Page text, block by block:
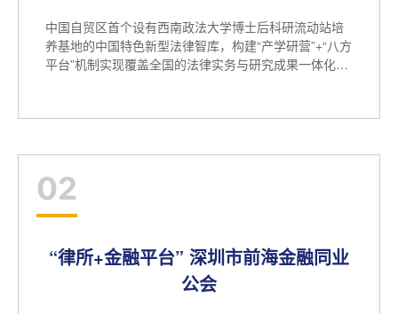
中国自贸区首个设有西南政法大学博士后科研流动站培
养基地的中国特色新型法律智库，构建“产学研营”+“八方
平台”机制实现覆盖全国的法律实务与研究成果一体化融
02
“律所+金融平台” 深圳市前海金融同业
公会